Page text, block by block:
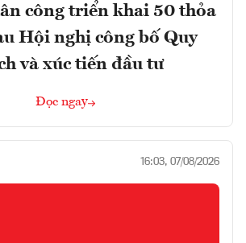
công triển khai 50 thỏa
Hội nghị công bố Quy
và xúc tiến đầu tư
Đọc ngay
16:03, 07/08/2026